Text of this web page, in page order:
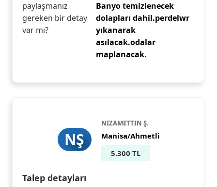
paylaşmanız
gereken bir detay
var mı?
Banyo temizlenecek
dolapları dahil.perdelwr
yıkanarak
asılacak.odalar
maplanacak.
NŞ
NIZAMETTIN Ş.
Manisa/Ahmetli
5.300 TL
Talep detayları